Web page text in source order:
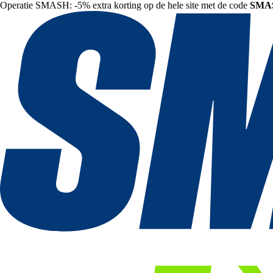
Operatie SMASH: -5% extra korting op de hele site met de code